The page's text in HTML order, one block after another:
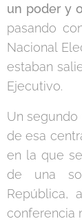
un poder y
pasando
Nacional
estaban
Ejecutivo.
Un
de esa
en la que
de una
conferencia